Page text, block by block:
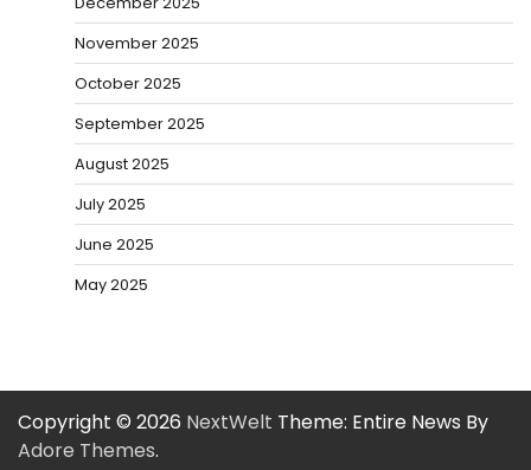
November 2025
October 2025
September 2025
August 2025
July 2025
June 2025
May 2025
Copyright © 2026 NextWelt Theme: Entire News By
Adore Themes.